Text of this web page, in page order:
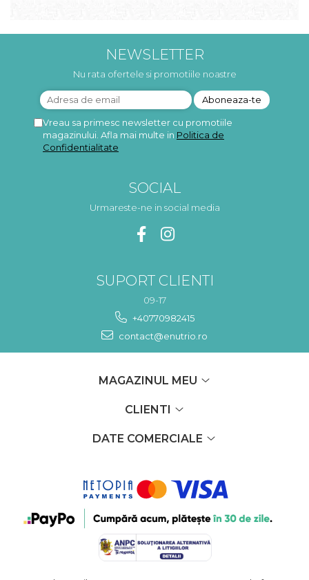
NEWSLETTER
Nu rata ofertele si promotiile noastre
Vreau sa primesc newsletter cu promotiile
magazinului. Afla mai multe in Politica de
Confidentialitate
SOCIAL
Urmareste-ne in social media
SUPORT CLIENTI
09-17
+40770982415
contact@enutrio.ro
MAGAZINUL MEU
CLIENTI
DATE COMERCIALE